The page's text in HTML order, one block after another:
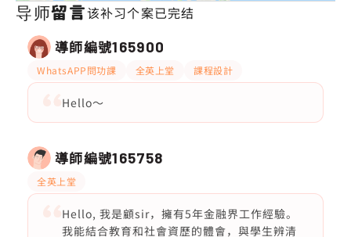
导师留言该补习个案已完结
導師編號165900
WhatsAPP問功課 全英上堂 課程設計
Hello～
導師編號165758
全英上堂
Hello, 我是顧sir，擁有5年金融界工作經驗。
我能結合教育和社會資歷的體會，與學生辨清